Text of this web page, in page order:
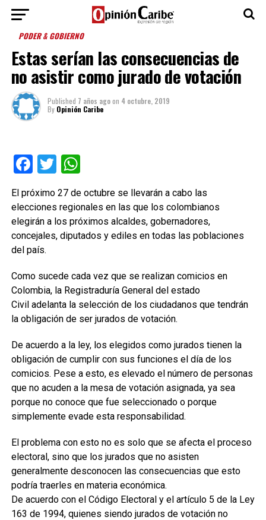
PODER & GOBIERNO
Estas serían las consecuencias de
no asistir como jurado de votación
Published 7 años agoon 4 octubre, 2019
By Opinión Caribe
Facebook
TwitterWhatsApp
El próximo 27 de octubre se llevarán a cabo las
elecciones regionales en las que los colombianos
elegirán a los próximos alcaldes, gobernadores,
concejales, diputados y ediles en todas las poblaciones
del país.
Como sucede cada vez que se realizan comicios en
Colombia, la Registraduría General del estado
Civil adelanta la selección de los ciudadanos que tendrán
la obligación de ser jurados de votación.
De acuerdo a la ley, los elegidos como jurados tienen la
obligación de cumplir con sus funciones el día de los
comicios. Pese a esto, es elevado el número de personas
que no acuden a la mesa de votación asignada, ya sea
porque no conoce que fue seleccionado o porque
simplemente evade esta responsabilidad.
El problema con esto no es solo que se afecta el proceso
electoral, sino que los jurados que no asisten
generalmente desconocen las consecuencias que esto
podría traerles en materia económica.
De acuerdo con el Código Electoral y el artículo 5 de la Ley
163 de 1994, quienes siendo jurados de votación no